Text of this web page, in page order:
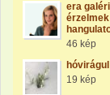
era
46 kép
hóvirágul
19 kép